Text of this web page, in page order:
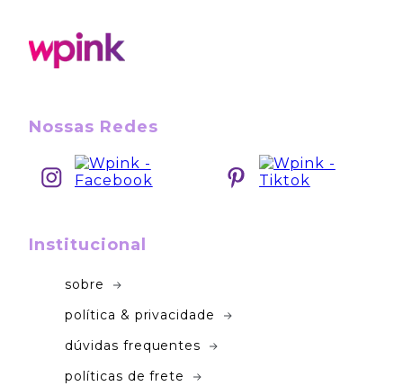
Nossas Redes
Institucional
sobre
política & privacidade
dúvidas frequentes
políticas de frete